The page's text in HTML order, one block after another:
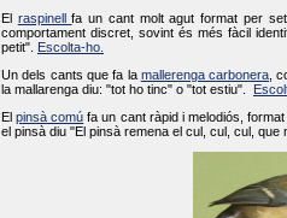
El raspinellfa un cant molt agut format per
comportament discret, sovint és més fàcil
petit".
Escolta-ho.
Un dels cants que fa la mallerenga carbonera ,
la mallarenga diu: "tot ho tinc" o "tot estiu".
Elpinsà comú fa un cant ràpid i melodiós,
el pinsà diu "El pinsà remena el cul, cul, cul,